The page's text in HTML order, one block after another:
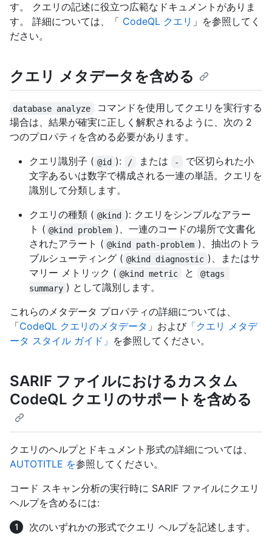
す。 クエリの記述に役立つ広範なドキュメントがありま
す。 詳細については、「 CodeQL クエリ 」を参照してく
ださい。
クエリ メタデータを含める
database analyze
コマンドを使用してクエリを実行する
場合は、結果が確実に正しく解釈されるように、次の 2
つのプロパティを含める必要があります。
クエリ識別子 ( @id ): / または -
で区切られた小
文字あるいは数字で構成される一連の単語。クエリを
識別して分類します。
クエリの種類 ( @kind ): クエリをシンプルなアラー
ト ( @kind problem )、一連のコードの場所で文書化
されたアラート ( @kind path-problem )、抽出のトラ
ブルシューティング ( @kind diagnostic )、またはサ
マリー メトリック ( @kind metric と
@tags
summary ) として識別します。
これらのメタデータ プロパティの詳細については、
「CodeQL クエリのメタデータ 」および「クエリ メタデ
ータ スタイル ガイド」 を参照してください。
SARIF ファイルにおけるカスタム
CodeQL クエリのサポートを含める
クエリのヘルプとドキュメント形式の詳細については、
AUTOTITLE を参照してください。
コード スキャン分析の実行時に SARIF ファイルにクエリ
ヘルプを含めるには:
次のいずれかの形式でクエリ ヘルプを記述します。